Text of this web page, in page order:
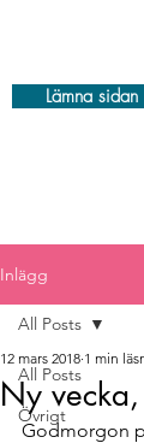
Lämna sidan
Inlägg
All Posts
Övrigt
All Posts
Ny
12 mars 2018 1 min
Godmorgon